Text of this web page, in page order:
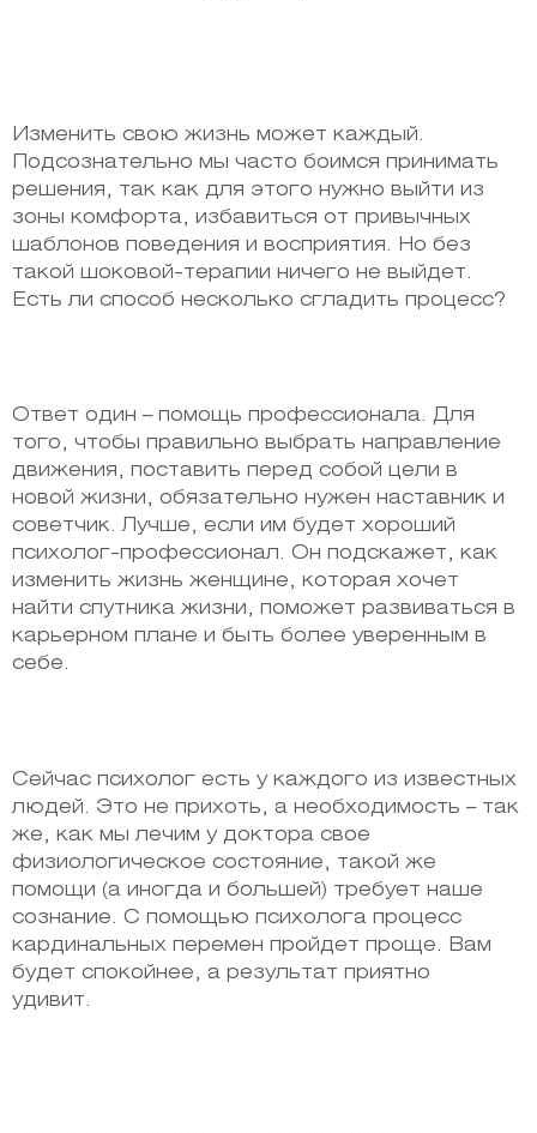
Изменить свою жизнь может каждый.
Подсознательно мы часто боимся принимать
решения, так как для этого нужно выйти из
зоны комфорта, избавиться от привычных
шаблонов поведения и восприятия. Но без
такой шоковой-терапии ничего не выйдет.
Есть ли способ несколько сгладить процесс?
Ответ один – помощь профессионала. Для
того, чтобы правильно выбрать направление
движения, поставить перед собой цели в
новой жизни, обязательно нужен наставник и
советчик. Лучше, если им будет хороший
психолог-профессионал. Он подскажет, как
изменить жизнь женщине, которая хочет
найти спутника жизни, поможет развиваться в
карьерном плане и быть более уверенным в
себе.
Сейчас психолог есть у каждого из известных
людей. Это не прихоть, а необходимость – так
же, как мы лечим у доктора свое
физиологическое состояние, такой же
помощи (а иногда и большей) требует наше
сознание. С помощью психолога процесс
кардинальных перемен пройдет проще. Вам
будет спокойнее, а результат приятно
удивит.